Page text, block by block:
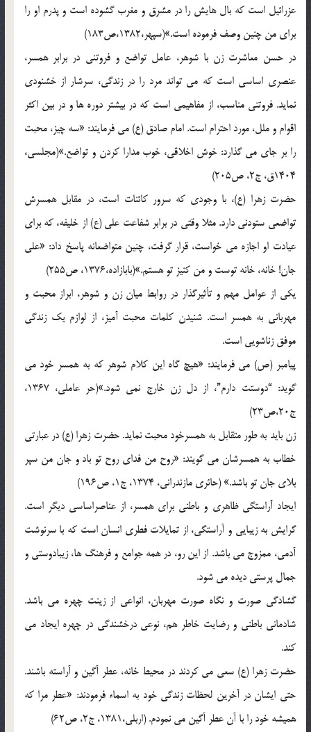
عزرائیل است که بال هایش را در مشرق و مغرب گشوده است و پدرم او را
برای من چنین وصف فرموده است.»(سپهر،1382،ص183)
در حسن معاشرت زن با شوهر، عامل تواضع و فروتنی در برابر همسر،
عنصری اساسی است که می تواند مرد را در زندگی، سرشار از خشنودی
نماید. فروتنی مناسب، از مفاهیمی است که در بیشتر دوره ها و در بین اکثر
اقوام و ملل، مورد احترام است. امام صادق (ع) می فرمایند: «سه چیز، محبت
را بر جای می گذارد: خوش اخلاقی، خوب مدارا کردن و تواضع.»(مجلسی،
1404ق، ج2، ص205)
حضرت زهرا (ع)، با وجودی که سرور کائنات است، در مقابل همسرش
تواضعی ستودنی دارد. مثلا وقتی در برابر شفاعت علی (ع) از خلیفه، که برای
عیادت او اجازه می خواست، قرار گرفت، چنین متواضعانه پاسخ داد: «علی
جان! خانه، خانه توست و من کنیز تو هستم.»(بابازاده،1376، ص255)
یکی از عوامل مهم و تأثیرگذار در روابط میان زن و شوهر، ابراز محبت و
مهربانی به همسر است. شنیدن کلمات محبت آمیز، از لوازم یک زندگی
موفق زناشویی است.
پیامبر (ص) می فرمایند: «هیچ گاه این کلام شوهر که به همسر خود می
گوید: “دوستت دارم”، از دل زن خارج نمی شود.»(حر عاملی، 1367،
ج20،ص23)
زن باید به طور متقابل به همسرخود محبت نماید. حضرت زهرا (ع) در عبارتی
خطاب به همسرشان می گویند: «روح من فدای روح تو باد و جان من سپر
بلای جان تو باشد.» (حائری مازندرانی، 1374، ج1، ص196)
ایجاد آراستگی ظاهری و باطنی برای همسر، از عناصراساسی دیگر است.
گرایش به زیبایی و آراستگی، از تمایلات فطری انسان است که با سرنوشت
آدمی، ممزوج می باشد. از این رو، در همه جوامع و فرهنگ ها، زیبادوستی و
جمال پرستی دیده می شود.
گشادگی صورت و نگاه صورت مهربان، انواعی از زینت چهره می باشد.
شادمانی باطنی و رضایت خاطر هم، نوعی درخشندگی در چهره ایجاد می
کند.
حضرت زهرا (ع) سعی می کردند در محیط خانه، عطر آگین و آراسته باشند.
حتی ایشان در آخرین لحظات زندگی خود به اسماء فرمودند: «عطر مرا که
همیشه خود را با آن عطر آگین می نمودم. (اربلی،1381، ج2، ص62)